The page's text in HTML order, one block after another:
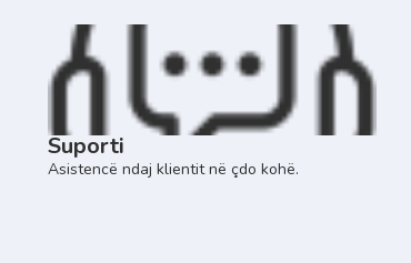
Suporti
Asistencë ndaj klientit në çdo kohë.